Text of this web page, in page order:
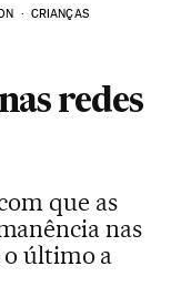
CRIANÇAS
redes
que as
nas
o último a